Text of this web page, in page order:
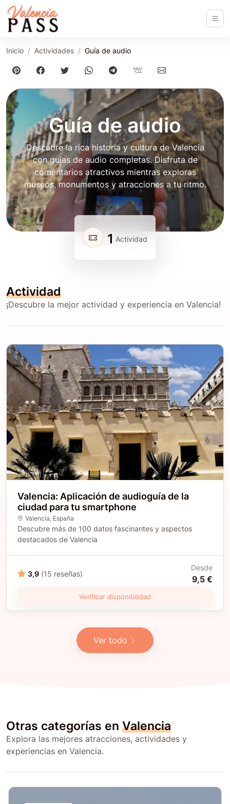
Inicio Actividades Guía de audio
Guía de audio
Descubre la rica historia y cultura de Valencia
con guías de audio completas. Disfruta de
comentarios atractivos mientras exploras
museos, monumentos y atracciones a tu ritmo.
1 Actividad
Actividad
¡Descubre la mejor actividad y experiencia en Valencia!
Valencia: Aplicación de audioguía de la
ciudad para tu smartphone
Valencia , España
Descubre más de 100 datos fascinantes y aspectos
destacados de Valencia
3,9 (15 reseñas)
Desde
9,5 €
Verificar disponibilidad
Ver todo
Otras categorías en Valencia
Explora las mejores atracciones, actividades y
experiencias en Valencia.